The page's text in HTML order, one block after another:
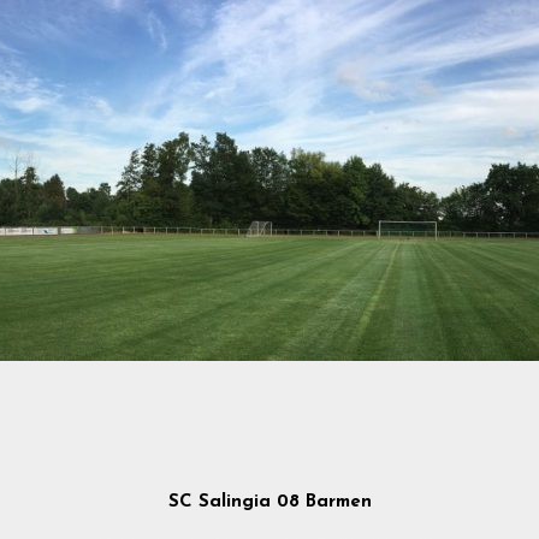
SC Salingia 08 Barmen